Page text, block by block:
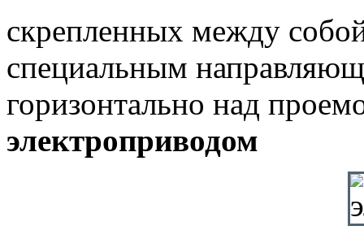
скрепленных между
специальным
горизонтально над
электроприводом